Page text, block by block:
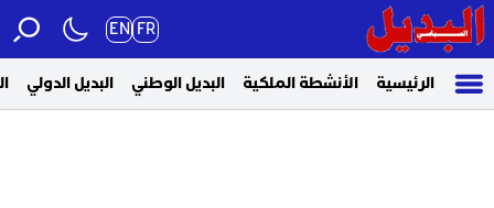
FR
EN
الرئيسية الأنشطة الملكية البديل الوطني البديل الدولي